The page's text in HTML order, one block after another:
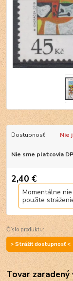
Dostupnosť Nie
Nie sme platcovia
2,40 €
Momentálne
použite
Číslo produktu:
> Strážiť dostupnosť <
Tovar